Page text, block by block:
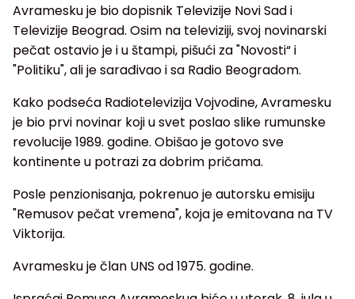
Avramesku je bio dopisnik Televizije Novi Sad i
Televizije Beograd. Osim na televiziji, svoj novinarski
pečat ostavio je i u štampi, pišući za "Novosti“ i
"Politiku", ali je sarađivao i sa Radio Beogradom.
Kako podseća Radiotelevizija Vojvodine, Avramesku
je bio prvi novinar koji u svet poslao slike rumunske
revolucije 1989. godine. Obišao je gotovo sve
kontinente u potrazi za dobrim pričama.
Posle penzionisanja, pokrenuo je autorsku emisiju
"Remusov pečat vremena", koja je emitovana na TV
Viktorija.
Avramesku je član UNS od 1975. godine.